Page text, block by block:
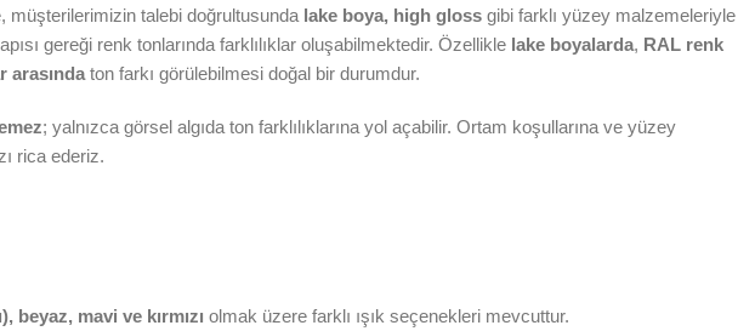
müşterilerimizin talebi doğrultusunda lake boya, high gloss gibi farklı yüzey malzemeleriyle
gereği renk tonlarında farklılıklar oluşabilmektedir. Özellikle lake boyalarda, RAL renk
arasında ton farkı görülebilmesi doğal bir durumdur.
; yalnızca görsel algıda ton farklılıklarına yol açabilir. Ortam koşullarına ve yüzey
rica ederiz.
beyaz, mavi ve kırmızı olmak üzere farklı ışık seçenekleri mevcuttur.